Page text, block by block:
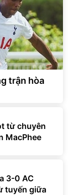
trận hòa
từ chuyên
MacPhee
3-0 AC
tuyến giữa